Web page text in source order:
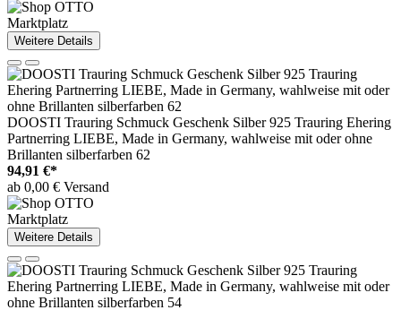
Marktplatz
Weitere Details
DOOSTI Trauring Schmuck Geschenk Silber 925 Trauring Ehering
Partnerring LIEBE, Made in Germany, wahlweise mit oder ohne
Brillanten silberfarben 62
94,91 €*
ab 0,00 € Versand
Marktplatz
Weitere Details